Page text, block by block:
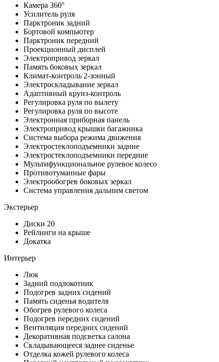
Камера 360°
Усилитель руля
Парктроник задний
Бортовой компьютер
Парктроник передний
Проекционный дисплей
Электропривод зеркал
Память боковых зеркал
Климат-контроль 2-зонный
Электроскладывание зеркал
Адаптивный круиз-контроль
Регулировка руля по вылету
Регулировка руля по высоте
Электронная приборная панель
Электропривод крышки багажника
Система выбора режима движения
Электростеклоподъемники задние
Электростеклоподъемники передние
Мультифункциональное рулевое колесо
Противотуманные фары
Электрообогрев боковых зеркал
Система управления дальним светом
Экстерьер
Диски 20
Рейлинги на крыше
Докатка
Интерьер
Люк
Задний подлокотник
Подогрев задних сидений
Память сиденья водителя
Обогрев рулевого колеса
Подогрев передних сидений
Вентиляция передних сидений
Декоративная подсветка салона
Складывающееся заднее сиденье
Отделка кожей рулевого колеса